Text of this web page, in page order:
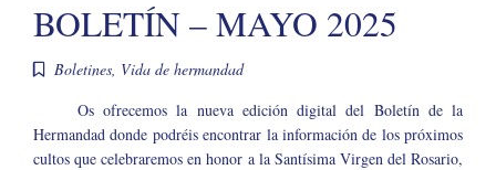
BOLETÍN – MAYO 2025
Boletines, Vida de hermandad
Os ofrecemos la nueva edición digital del Boletín de la
Hermandad donde podréis encontrar la información de los próximos
cultos que celebraremos en honor a la Santísima Virgen del Rosario,